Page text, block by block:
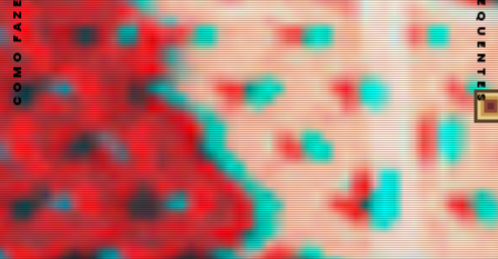
marsvit mercurioz namgloo
namicchin s2lock shinous